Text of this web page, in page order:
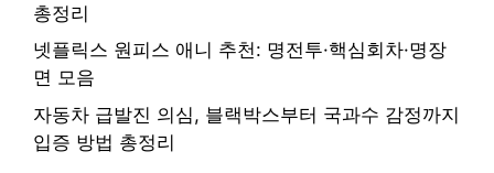
총정리
넷플릭스 원피스 애니 추천: 명전투·핵심회차·명장
면 모음
자동차 급발진 의심, 블랙박스부터 국과수 감정까지
입증 방법 총정리